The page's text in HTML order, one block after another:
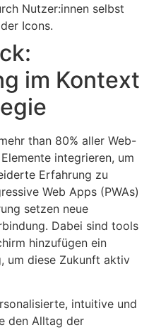
Nutzer:innen selbst
Icons.
im Kontext
than 80% aller Web-
integrieren, um
Erfahrung zu
Web Apps (PWAs)
setzen neue
Dabei sind tools
hinzufügen ein
um diese Zukunft aktiv
intuitive und
den Alltag der